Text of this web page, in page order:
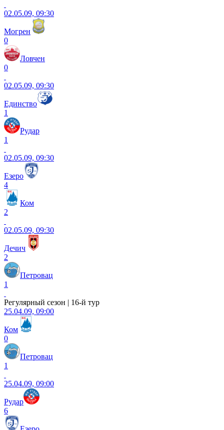
02.05.09, 09:30
Могрен
0
Ловчен
0
02.05.09, 09:30
Единство
1
Рудар
1
02.05.09, 09:30
Езеро
4
Ком
2
02.05.09, 09:30
Дечич
2
Петровац
1
Регулярный сезон | 16-й тур
25.04.09, 09:00
Ком
0
Петровац
1
25.04.09, 09:00
Рудар
6